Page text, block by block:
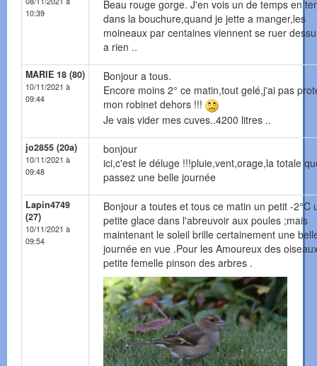
10:39
Beau rouge gorge. J'en vois un de temps en
dans la bouchure,quand je jette a manger,les
moineaux par centaines viennent se ruer
a rien ..
MARIE 18 (80)
10/11/2021 à
09:44
Bonjour a tous.
Encore moins 2° ce matin,tout gelé,j'ai pas
mon robinet dehors !!!
Je vais vider mes cuves..4200 litres ..
jo2855 (20a)
10/11/2021 à
09:48
bonjour
ici,c'est le déluge !!!pluie,vent,orage,la totale
passez une belle journée
Lapin4749
(27)
10/11/2021 à
09:54
Bonjour a toutes et tous ce matin un petit -2°C
petite glace dans l'abreuvoir aux poules ;mais
maintenant le soleil brille certainement une
journée en vue .Pour les Amoureux des
petite femelle pinson des arbres .